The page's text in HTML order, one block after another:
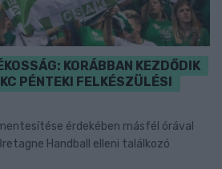
KORÁBBAN KEZDŐDIK
PÉNTEKI FELKÉSZÜLÉSI
érdekében másfél órával
Handball elleni találkozó